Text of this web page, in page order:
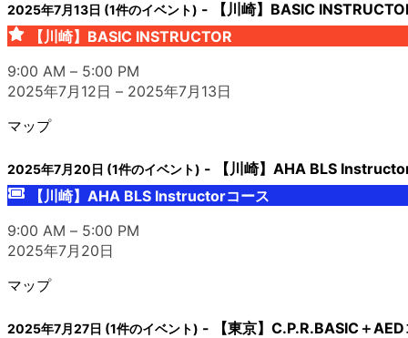
2025年7月13日 (1件のイベント) -
【川崎】BASIC
【川崎】BASIC INSTRUCTOR
9:00 AM – 5:00 PM
2025年7月12日 – 2025年7月13日
マップ
2025年7月20日 (1件のイベント) -
【川崎】AHA BLS
【川崎】AHA BLS Instructorコース
9:00 AM – 5:00 PM
2025年7月20日
マップ
2025年7月27日 (1件のイベント) -
【東京】C.P.R.BASIC＋